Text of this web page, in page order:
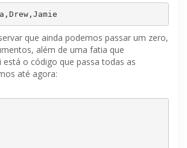
que ainda podemos passar um zero,
além de uma fatia que
está o código que passa todas as
até agora: